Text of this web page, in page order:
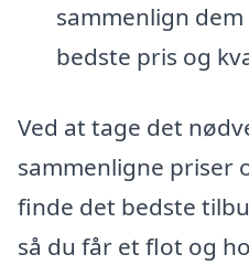
sammenlign
bedste pris og
Ved at tage det
sammenligne priser
finde det bedste
så du får et flot og